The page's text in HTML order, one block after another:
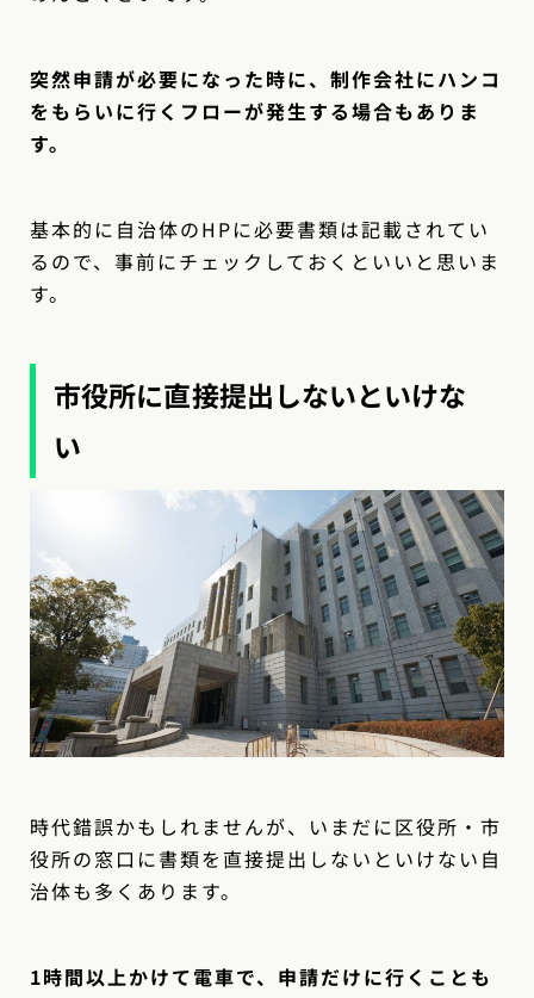
突然申請が必要になった時に、制作会社にハンコ
をもらいに行くフローが発生する場合もありま
す。
基本的に自治体のHPに必要書類は記載されてい
るので、事前にチェックしておくといいと思いま
す。
市役所に直接提出しないといけな
い
時代錯誤かもしれませんが、いまだに区役所・市
役所の窓口に書類を直接提出しないといけない自
治体も多くあります。
1時間以上かけて電車で、申請だけに行くことも